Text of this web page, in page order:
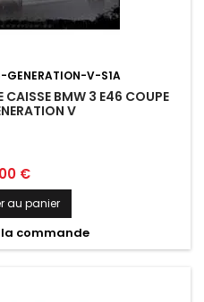
V-S1A
CAISSE BMW 3 E46 COUPE
V
€
au panier
commande